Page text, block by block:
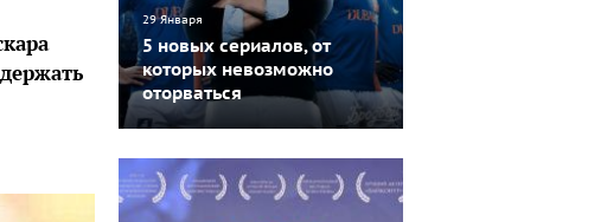
29 Января
5 новых сериалов, от
которых невозможно
оторваться